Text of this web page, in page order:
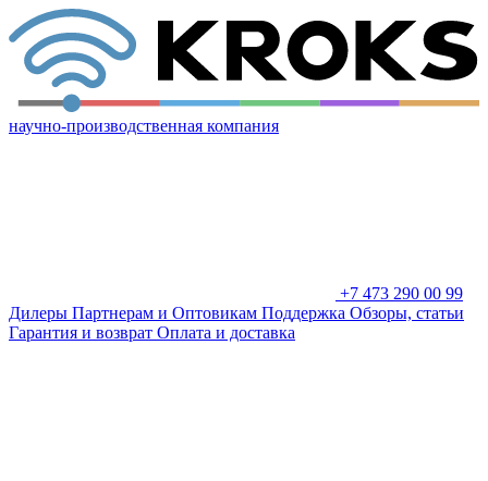
научно-производственная компания
+7 473 290 00 99
Дилеры Партнерам и Оптовикам Поддержка Обзоры, статьи
Гарантия и возврат Оплата и доставка